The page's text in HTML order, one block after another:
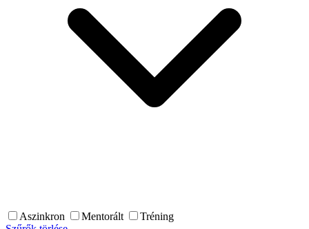
Aszinkron Mentorált
Tréning